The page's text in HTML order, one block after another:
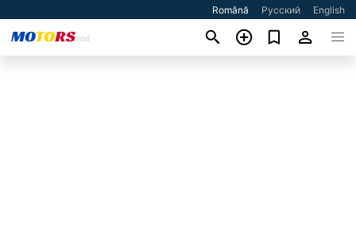
Română Русский English